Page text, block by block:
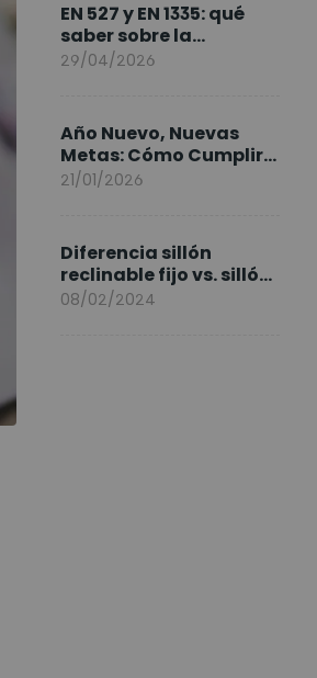
EN 527 y EN 1335: qué
saber sobre la
normativa de los
29/04/2026
Año Nuevo, Nuevas
Metas: Cómo Cumplir
tus Objetivos Fitness
21/01/2026
Diferencia sillón
reclinable fijo vs. sillón
elevable
08/02/2024